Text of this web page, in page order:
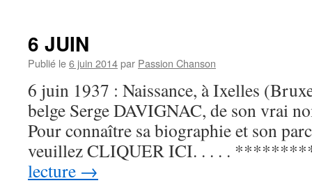
6 JUIN
Publié le6 juin 2014par Passion Chanson
6 juin 1937 : Naissance, à Ixelles
belge Serge DAVIGNAC, de son vrai
Pour connaître sa biographie et son
veuillez CLIQUER ICI. . . . .
lecture →